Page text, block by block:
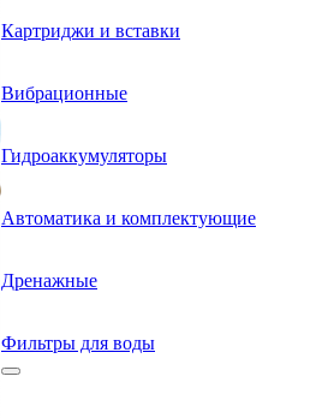
Картриджи и вставки
Вибрационные
Гидроаккумуляторы
Автоматика и комплектующие
Дренажные
Фильтры для воды